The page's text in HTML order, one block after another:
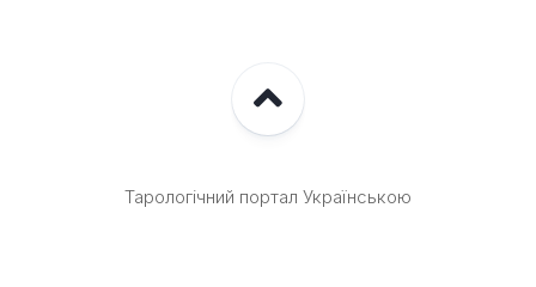
Тарологічний портал Українською